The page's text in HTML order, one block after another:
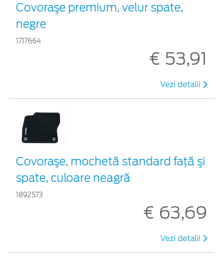
Covoraşe premium, velur spate,
negre
1717664
€ 53,91
Vezi detalii
Covoraşe, mochetă standard faţă şi
spate, culoare neagră
1892573
€ 63,69
Vezi detalii